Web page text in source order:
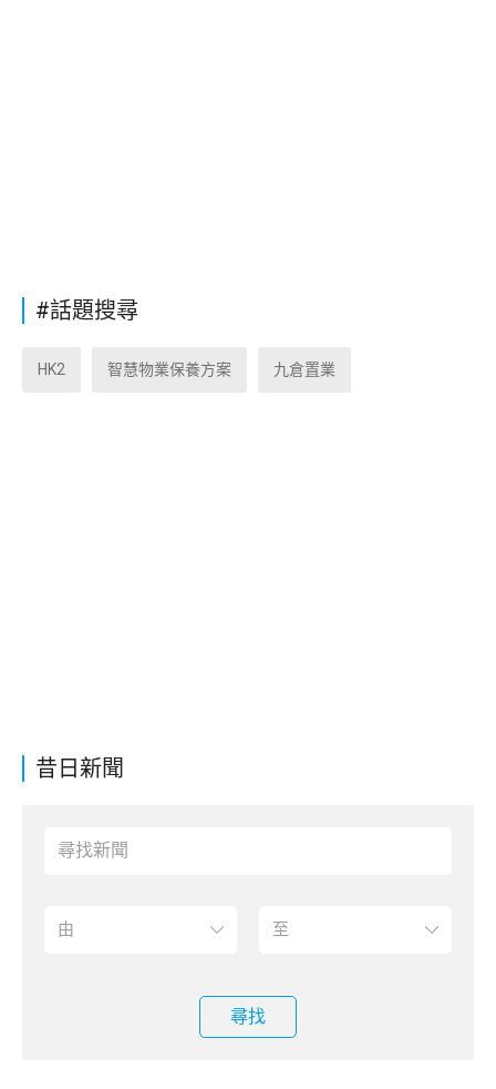
昔日新聞
尋找
#話題搜尋
HK2 智慧物業保養方案 九倉置業